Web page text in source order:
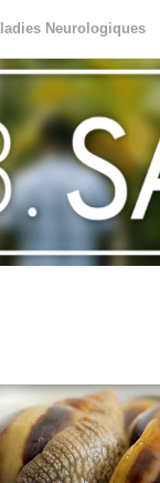
Neurologiques